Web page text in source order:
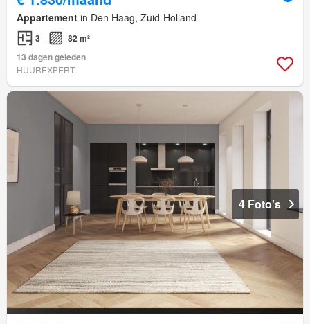
Appartement in Den Haag, Zuid-Holland
3
82 m²
13 dagen geleden
HUUREXPERT
4 Foto's